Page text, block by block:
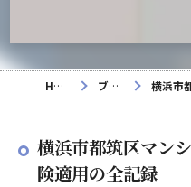
HOME ブログ 横浜市都
横浜市都筑区マン
険適用の全記録